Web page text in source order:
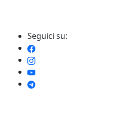
Seguici su: